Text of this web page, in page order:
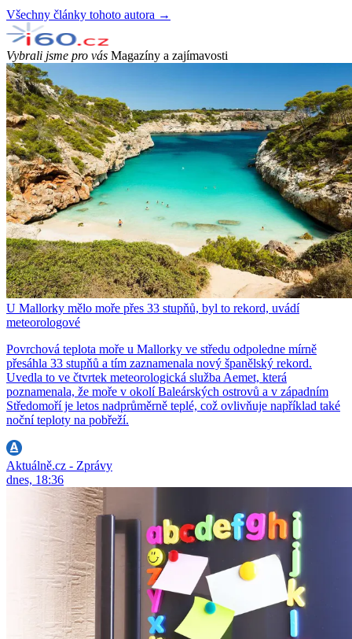
Všechny články tohoto autora →
Vybrali jsme pro vás Magazíny a zajímavosti
U Mallorky mělo moře přes 33 stupňů, byl to rekord, uvádí
meteorologové
Povrchová teplota moře u Mallorky ve středu odpoledne mírně
přesáhla 33 stupňů a tím zaznamenala nový španělský rekord.
Uvedla to ve čtvrtek meteorologická služba Aemet, která
poznamenala, že moře v okolí Baleárských ostrovů a v západním
Středomoří je letos nadprůměrně teplé, což ovlivňuje například také
noční teploty na pobřeží.
Aktuálně.cz - Zprávy
dnes, 18:36